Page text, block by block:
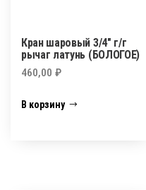
Кран шаровый 3/4″ г/г
рычаг латунь (БОЛОГОЕ)
460,00 ₽
В корзину